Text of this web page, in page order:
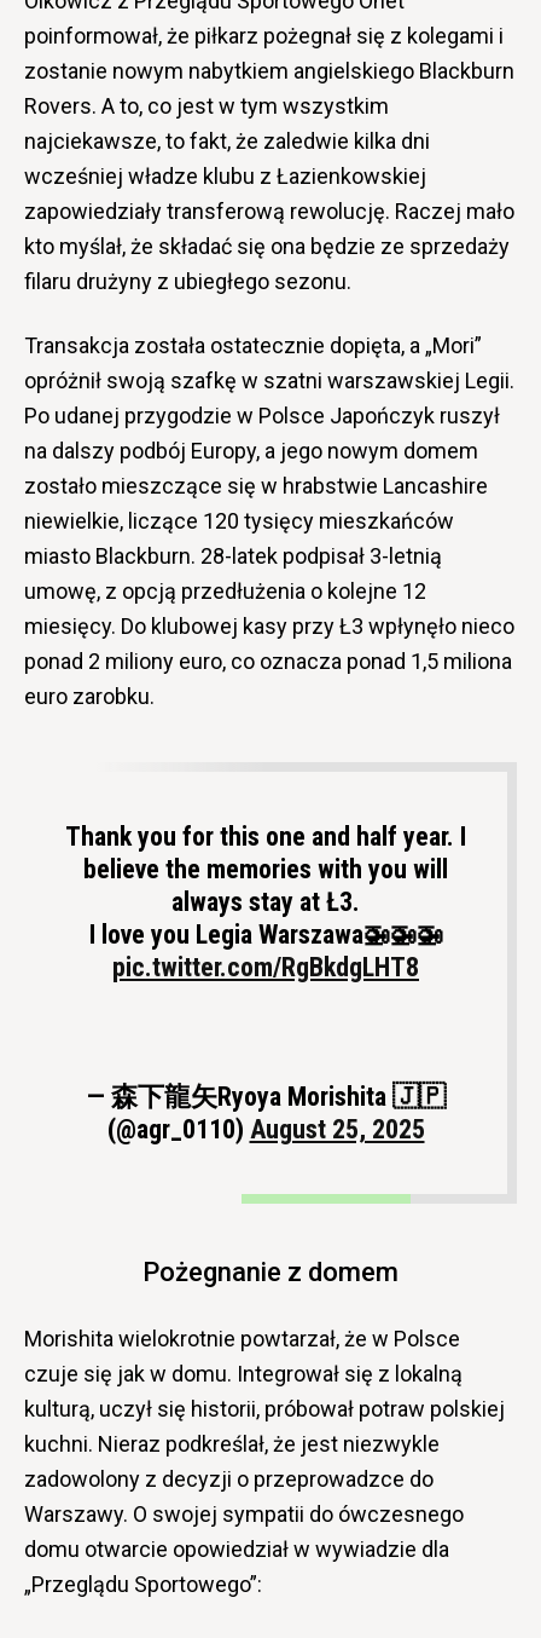
poinformował, że piłkarz pożegnał się z kolegami i
zostanie nowym nabytkiem angielskiego Blackburn
Rovers. A to, co jest w tym wszystkim
najciekawsze, to fakt, że zaledwie kilka dni
wcześniej władze klubu z Łazienkowskiej
zapowiedziały transferową rewolucję. Raczej mało
kto myślał, że składać się ona będzie ze sprzedaży
filaru drużyny z ubiegłego sezonu.
Transakcja została ostatecznie dopięta, a „Mori”
opróżnił swoją szafkę w szatni warszawskiej Legii.
Po udanej przygodzie w Polsce Japończyk ruszył
na dalszy podbój Europy, a jego nowym domem
zostało mieszczące się w hrabstwie Lancashire
niewielkie, liczące 120 tysięcy mieszkańców
miasto Blackburn. 28-latek podpisał 3-letnią
umowę, z opcją przedłużenia o kolejne 12
miesięcy. Do klubowej kasy przy Ł3 wpłynęło nieco
ponad 2 miliony euro, co oznacza ponad 1,5 miliona
euro zarobku.
Thank you for this one and half year. I
believe the memories with you will
always stay at Ł3.
I love you Legia Warszawa🚁🚁🚁
pic.twitter.com/RgBkdgLHT8
— 森下龍矢Ryoya Morishita 🇯🇵
(@agr_0110) August 25, 2025
Pożegnanie z domem
Morishita wielokrotnie powtarzał, że w Polsce
czuje się jak w domu. Integrował się z lokalną
kulturą, uczył się historii, próbował potraw polskiej
kuchni. Nieraz podkreślał, że jest niezwykle
zadowolony z decyzji o przeprowadzce do
Warszawy. O swojej sympatii do ówczesnego
domu otwarcie opowiedział w wywiadzie dla
„Przeglądu Sportowego”: